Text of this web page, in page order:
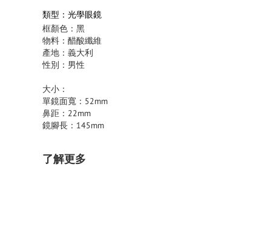
類型：光學眼鏡
框顏色：黑
物料：醋酸纖維
產地：義大利
性別：男性
大小：
單鏡面寬：52mm
鼻距：22mm
鏡腳長：145mm
了解更多